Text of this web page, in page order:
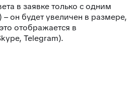
в заявке только с одним
– он будет увеличен в размере,
отображается в
Telegram).